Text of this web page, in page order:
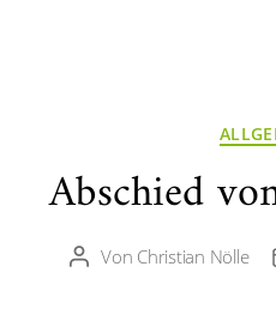
Abschied
Beitragsautor
Von Christian Nölle